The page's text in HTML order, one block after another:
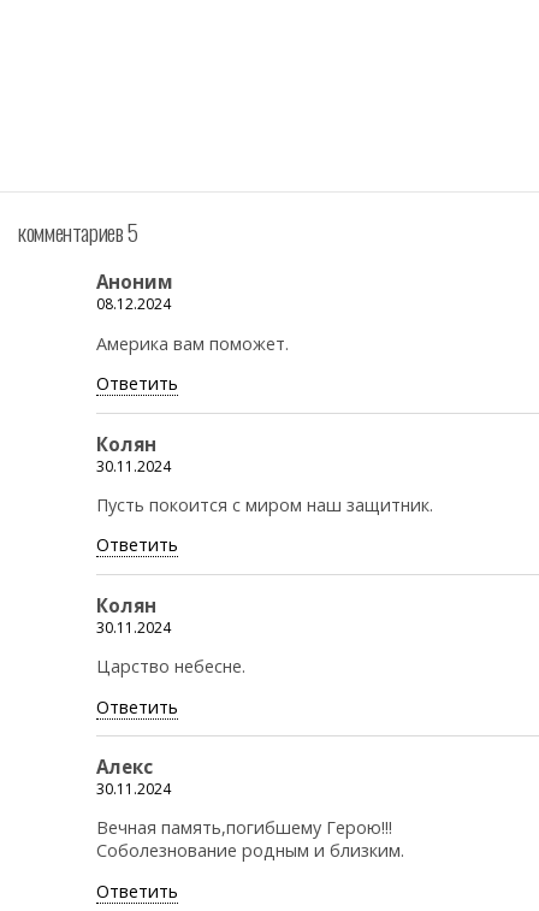
комментариев 5
Аноним
08.12.2024
Америка вам поможет.
Ответить
Колян
30.11.2024
Пусть покоится с миром наш защитник.
Ответить
Колян
30.11.2024
Царство небесне.
Ответить
Алекс
30.11.2024
Вечная память,погибшему Герою!!!
Соболезнование родным и близким.
Ответить